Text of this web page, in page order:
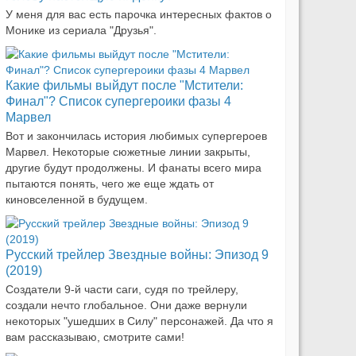
У меня для вас есть парочка интересных фактов о
Монике из сериала "Друзья".
Какие фильмы выйдут после "Мстители:
Финал"? Список супергероики фазы 4
Марвел
Вот и закончилась история любимых супергероев
Марвел. Некоторые сюжетные линии закрыты,
другие будут продолжены. И фанаты всего мира
пытаются понять, чего же еще ждать от
киновселенной в будущем.
Русский трейлер Звездные войны: Эпизод 9
(2019)
Создатели 9-й части саги, судя по трейлеру,
создали нечто глобальное. Они даже вернули
некоторых "ушедших в Силу" персонажей. Да что я
вам рассказываю, смотрите сами!